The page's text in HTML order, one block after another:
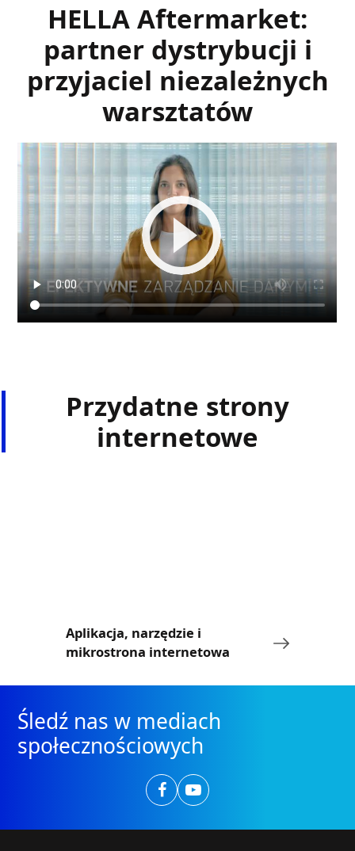
HELLA Aftermarket:
partner dystrybucji i
przyjaciel niezależnych
warsztatów
Przydatne strony
internetowe
Aplikacja, narzędzie i
mikrostrona internetowa
Śledź nas w mediach
społecznościowych